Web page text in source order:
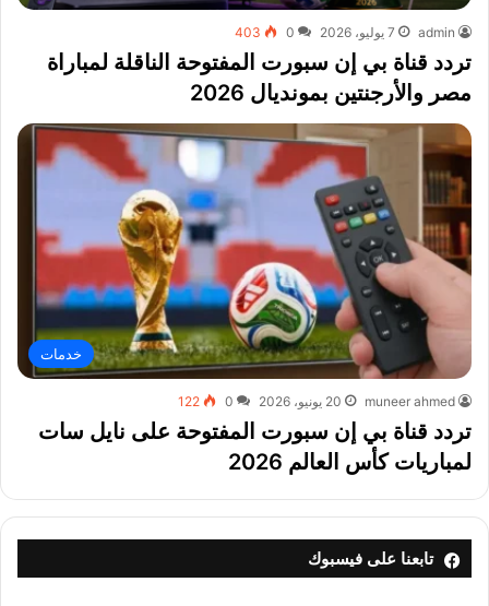
admin 7 يوليو، 2026 0
403
تردد قناة بي إن سبورت المفتوحة الناقلة لمباراة
مصر والأرجنتين بمونديال 2026
خدمات
muneer ahmed 20 يونيو، 2026 0
122
تردد قناة بي إن سبورت المفتوحة على نايل سات
لمباريات كأس العالم 2026
تابعنا على فيسبوك